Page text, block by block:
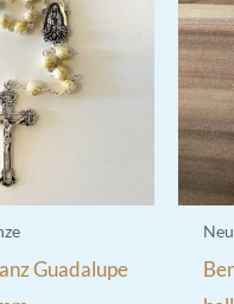
Guadalupe